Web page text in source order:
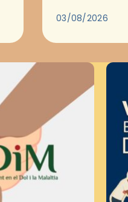
03/08/2026